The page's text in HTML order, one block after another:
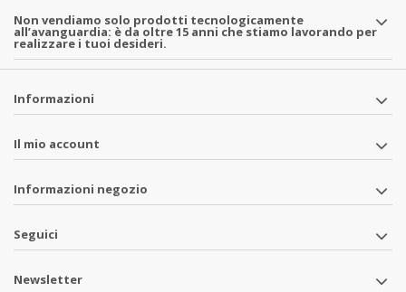
Non vendiamo solo prodotti tecnologicamente
all’avanguardia: è da oltre 15 anni che stiamo lavorando per
realizzare i tuoi desideri.
Informazioni
Il mio account
Informazioni negozio
Seguici
Newsletter